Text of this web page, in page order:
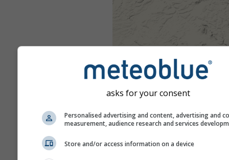
asks for your consent
Personalised advertising and content, advertising and
measurement, audience research and services
Store and/or access information on a device